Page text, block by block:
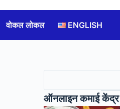
वोकल लोकल ENGLISH
ऑनलाइन कमाई केंद्र